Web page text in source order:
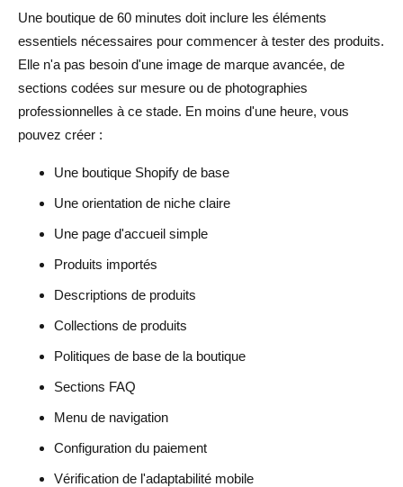
Une boutique de 60 minutes doit inclure les éléments
essentiels nécessaires pour commencer à tester des produits.
Elle n'a pas besoin d'une image de marque avancée, de
sections codées sur mesure ou de photographies
professionnelles à ce stade. En moins d'une heure, vous
pouvez créer :
Une boutique Shopify de base
Une orientation de niche claire
Une page d'accueil simple
Produits importés
Descriptions de produits
Collections de produits
Politiques de base de la boutique
Sections FAQ
Menu de navigation
Configuration du paiement
Vérification de l'adaptabilité mobile